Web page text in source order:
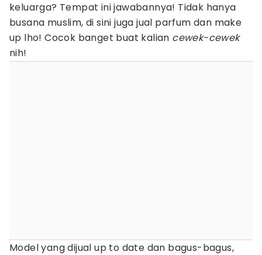
keluarga? Tempat ini jawabannya! Tidak hanya
busana muslim, di sini juga jual parfum dan make
up lho! Cocok banget buat kalian cewek-cewek
nih!
Model yang dijual up to date dan bagus-bagus,